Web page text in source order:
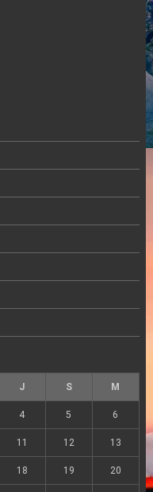
J S M
4 5 6
11 12 13
18 19 20